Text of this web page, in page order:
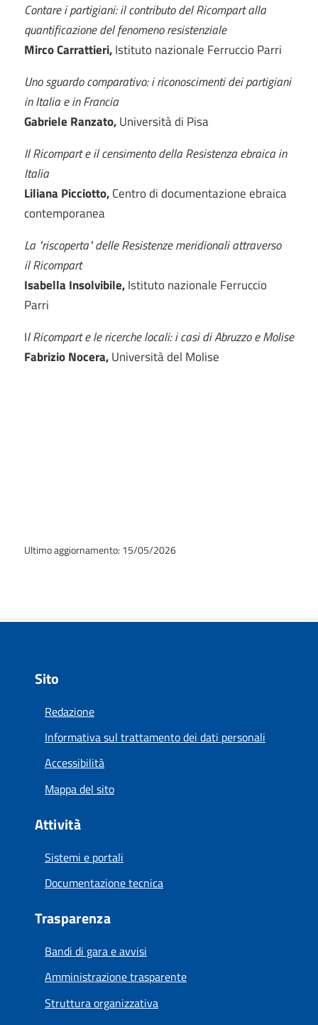
Contare i partigiani: il contributo del Ricompart alla
quantificazione del fenomeno resistenziale
Mirco Carrattieri,Istituto nazionale Ferruccio Parri
Uno sguardo comparativo: i riconoscimenti dei partigiani
in Italia e in Francia
Gabriele Ranzato,Università di Pisa
Il Ricompart e il censimento della Resistenza ebraica in
Italia
Liliana Picciotto,Centro di documentazione ebraica
contemporanea
La "riscoperta" delle Resistenze meridionali attraverso
il Ricompart
Isabella Insolvibile,Istituto nazionale Ferruccio
Parri
Il Ricompart e le ricerche locali: i casi di Abruzzo e Molise
Fabrizio Nocera,Università del Molise
Ultimo aggiornamento: 15/05/2026
Sito
Redazione
Informativa sul trattamento dei dati personali
Accessibilità
Mappa del sito
Attività
Sistemi e portali
Documentazione tecnica
Trasparenza
Bandi di gara e avvisi
Amministrazione trasparente
Struttura organizzativa